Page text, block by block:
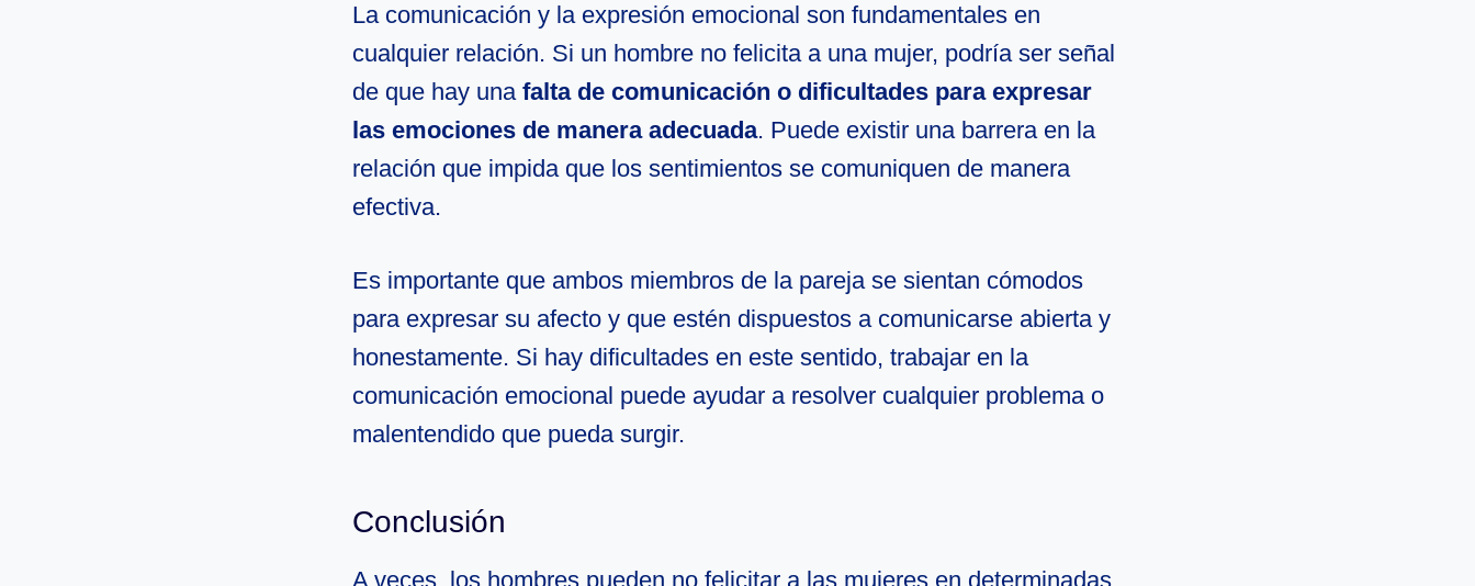
La comunicación y la expresión emocional son fundamentales en
cualquier relación. Si un hombre no felicita a una mujer, podría ser señal
de que hay una falta de comunicación o dificultades para expresar
las emociones de manera adecuada. Puede existir una barrera en la
relación que impida que los sentimientos se comuniquen de manera
efectiva.
Es importante que ambos miembros de la pareja se sientan cómodos
para expresar su afecto y que estén dispuestos a comunicarse abierta y
honestamente. Si hay dificultades en este sentido, trabajar en la
comunicación emocional puede ayudar a resolver cualquier problema o
malentendido que pueda surgir.
Conclusión
A veces, los hombres pueden no felicitar a las mujeres en determinadas